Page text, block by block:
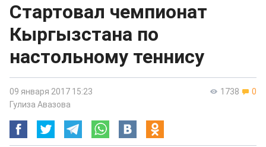
Стартовал чемпионат
Кыргызстана по
настольному теннису
1738 0
09 января 2017 15:23
Гулиза Авазова